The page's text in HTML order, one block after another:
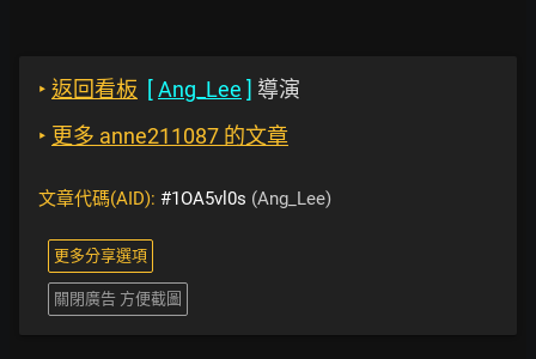
‣ 返回看板 [Ang_Lee ] 導演
‣ 更多 anne211087 的文章
文章代碼(AID): #1OA5vl0s (Ang_Lee)
更多分享選項
關閉廣告 方便截圖